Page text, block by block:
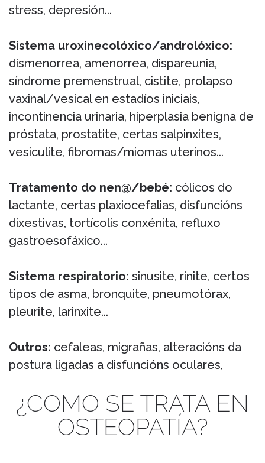
stress, depresión...
Sistema uroxinecolóxico/androlóxico:
dismenorrea, amenorrea, dispareunia,
síndrome premenstrual, cistite, prolapso
vaxinal/vesical en estadíos iniciais,
incontinencia urinaria, hiperplasia benigna de
próstata, prostatite, certas salpinxites,
vesiculite, fibromas/miomas uterinos...
Tratamento do nen@/bebé: cólicos do
lactante, certas plaxiocefalias, disfuncións
dixestivas, tortícolis conxénita, refluxo
gastroesofáxico...
Sistema respiratorio: sinusite, rinite, certos
tipos de asma, bronquite, pneumotórax,
pleurite, larinxite...
Outros: cefaleas, migrañas, alteracións da
postura ligadas a disfuncións oculares,
¿COMO SE TRATA EN
OSTEOPATÍA?